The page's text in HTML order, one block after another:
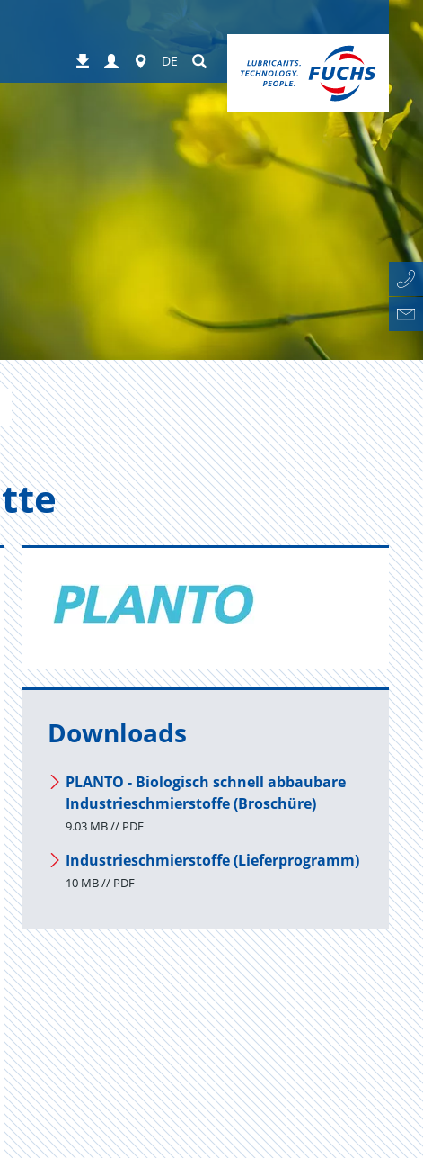
Downloads
Login Worldwide
DE Suchen
Downloads
PLANTO - Biologisch schnell abbaubare
Industrieschmierstoffe (Broschüre)
9.03 MB // PDF
Industrieschmierstoffe (Lieferprogramm)
10 MB // PDF